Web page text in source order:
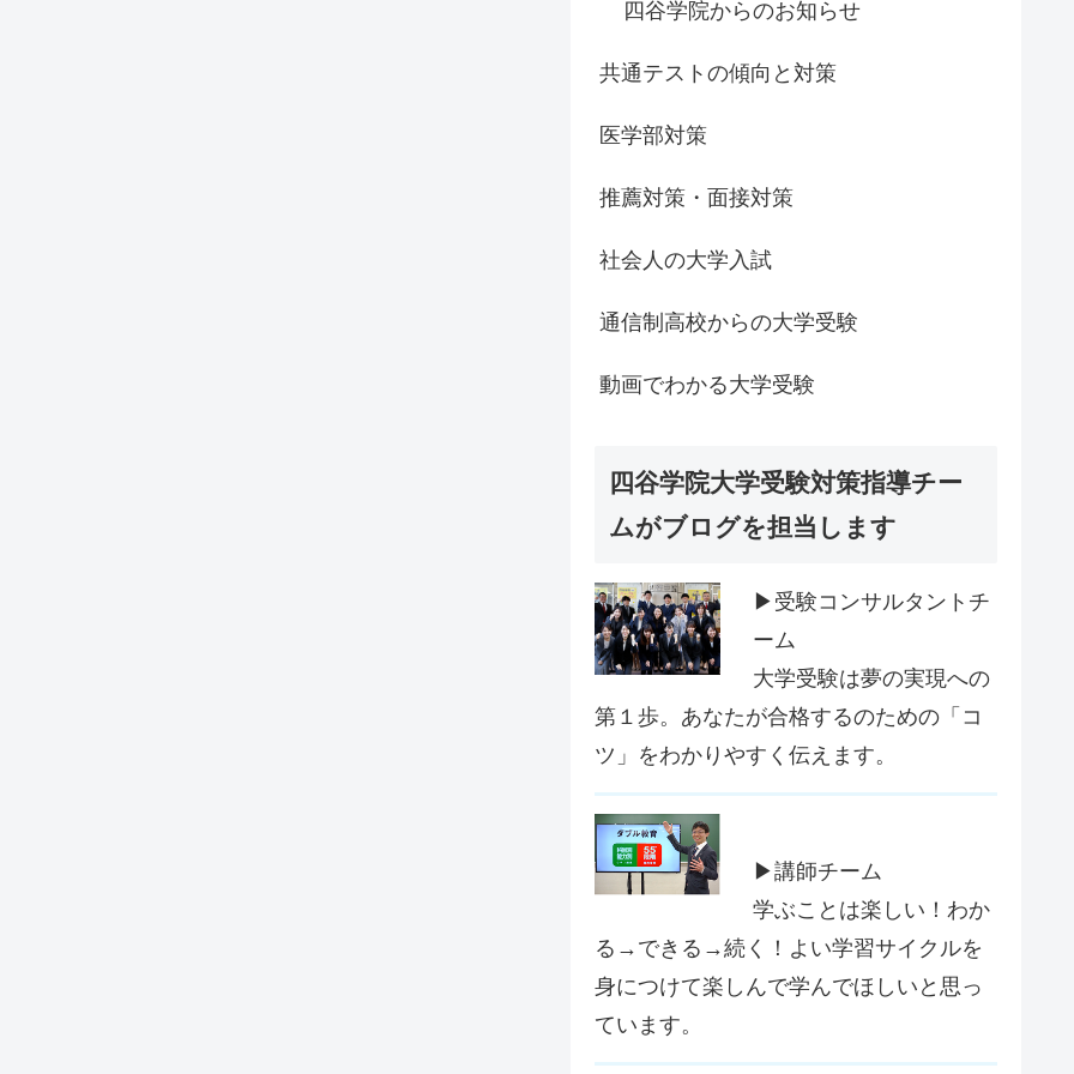
四谷学院からのお知らせ
共通テストの傾向と対策
医学部対策
推薦対策・面接対策
社会人の大学入試
通信制高校からの大学受験
動画でわかる大学受験
四谷学院大学受験対策指導チー
ムがブログを担当します
▶受験コンサルタントチ
ーム
大学受験は夢の実現への
第１歩。あなたが合格するのための「コ
ツ」をわかりやすく伝えます。
▶講師チーム
学ぶことは楽しい！わか
る→できる→続く！よい学習サイクルを
身につけて楽しんで学んでほしいと思っ
ています。